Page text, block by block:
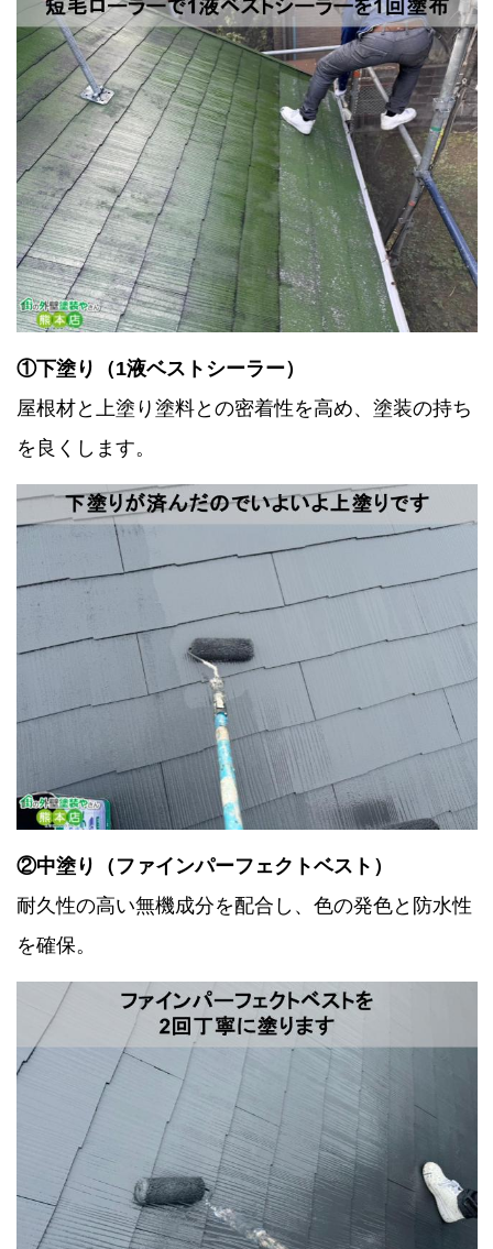
①下塗り（1液ベストシーラー）
屋根材と上塗り塗料との密着性を高め、塗装の持ち
を良くします。
②中塗り（ファインパーフェクトベスト）
耐久性の高い無機成分を配合し、色の発色と防水性
を確保。